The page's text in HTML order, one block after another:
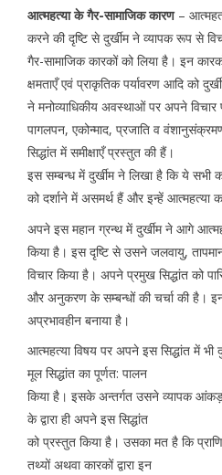
आत्महत्या के गैर-सामाजिक कारण–
करने की दृष्टि से दुर्खीम ने व्यापक रूप से
गैर-सामाजिक कारकों को लिया है। इन
क्षमताएँ एवं प्राकृतिक पर्यावरण आदि को
ने मनोव्याधिकीय अवस्थाओं पर अपने
पागलपन, एकोन्माद, प्रजाति व
सिद्धांत में समीक्षाएँ प्रस्तुत की हैं।
इस सम्बन्ध में दुर्खीम ने लिखा है कि ये सभी
को दर्शाने में असमर्थ हैं और इन्हें आत्महत्या
अपने इस महान ग्रन्थ में दुर्खीम ने आगे
किया है। इस दृष्टि से उसने जलवायु,
विचार किया है। अपने प्रमुख सिद्धांत को
और अनुकरण के सम्बन्धों की चर्चा की है।
अप्रभावहीन बनाया है।
आत्महत्या विषय पर अपने इस सिद्धांत में
मूल सिद्धांत का पूर्णत: पालन
किया है। इसके अन्तर्गत उसने व्यापक
के द्वारा ही अपने इस सिद्धांत
को प्रस्तुत किया है। उसका मत है कि
तथ्यों अथवा कारकों द्वारा इन